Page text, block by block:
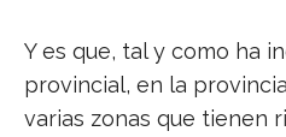
Y es que, tal y como ha
provincial, en la
varias zonas que tienen